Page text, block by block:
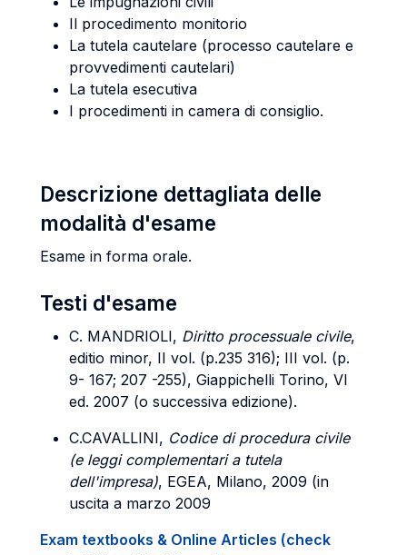
Il procedimento monitorio
La tutela cautelare (processo cautelare e
provvedimenti cautelari)
La tutela esecutiva
I procedimenti in camera di consiglio.
Descrizione dettagliata delle
modalità d'esame
Esame in forma orale.
Testi d'esame
C. MANDRIOLI, Diritto processuale civile,
editio minor, II vol. (p.235 316); III vol. (p.
9- 167; 207 -255), Giappichelli Torino, VI
ed. 2007 (o successiva edizione).
C.CAVALLINI, Codice di procedura civile
(e leggi complementari a tutela
dell'impresa), EGEA, Milano, 2009 (in
uscita a marzo 2009
Exam textbooks & Online Articles (check